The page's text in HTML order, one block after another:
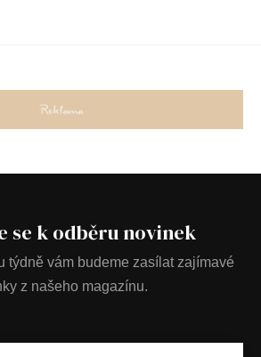
se k odběru novinek
týdně vám budeme zasílat zajímavé
z našeho magazínu.